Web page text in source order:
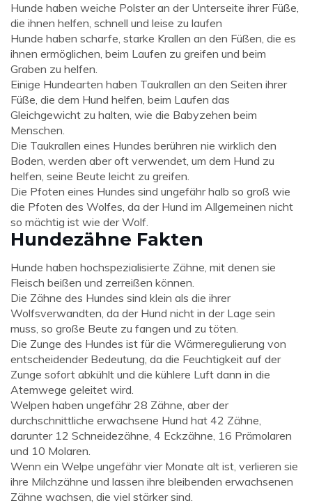
Hunde haben weiche Polster an der Unterseite ihrer Füße,
die ihnen helfen, schnell und leise zu laufen
Hunde haben scharfe, starke Krallen an den Füßen, die es
ihnen ermöglichen, beim Laufen zu greifen und beim
Graben zu helfen.
Einige Hundearten haben Taukrallen an den Seiten ihrer
Füße, die dem Hund helfen, beim Laufen das
Gleichgewicht zu halten, wie die Babyzehen beim
Menschen.
Die Taukrallen eines Hundes berühren nie wirklich den
Boden, werden aber oft verwendet, um dem Hund zu
helfen, seine Beute leicht zu greifen.
Die Pfoten eines Hundes sind ungefähr halb so groß wie
die Pfoten des Wolfes, da der Hund im Allgemeinen nicht
so mächtig ist wie der Wolf.
Hundezähne Fakten
Hunde haben hochspezialisierte Zähne, mit denen sie
Fleisch beißen und zerreißen können.
Die Zähne des Hundes sind klein als die ihrer
Wolfsverwandten, da der Hund nicht in der Lage sein
muss, so große Beute zu fangen und zu töten.
Die Zunge des Hundes ist für die Wärmeregulierung von
entscheidender Bedeutung, da die Feuchtigkeit auf der
Zunge sofort abkühlt und die kühlere Luft dann in die
Atemwege geleitet wird.
Welpen haben ungefähr 28 Zähne, aber der
durchschnittliche erwachsene Hund hat 42 Zähne,
darunter 12 Schneidezähne, 4 Eckzähne, 16 Prämolaren
und 10 Molaren.
Wenn ein Welpe ungefähr vier Monate alt ist, verlieren sie
ihre Milchzähne und lassen ihre bleibenden erwachsenen
Zähne wachsen, die viel stärker sind.